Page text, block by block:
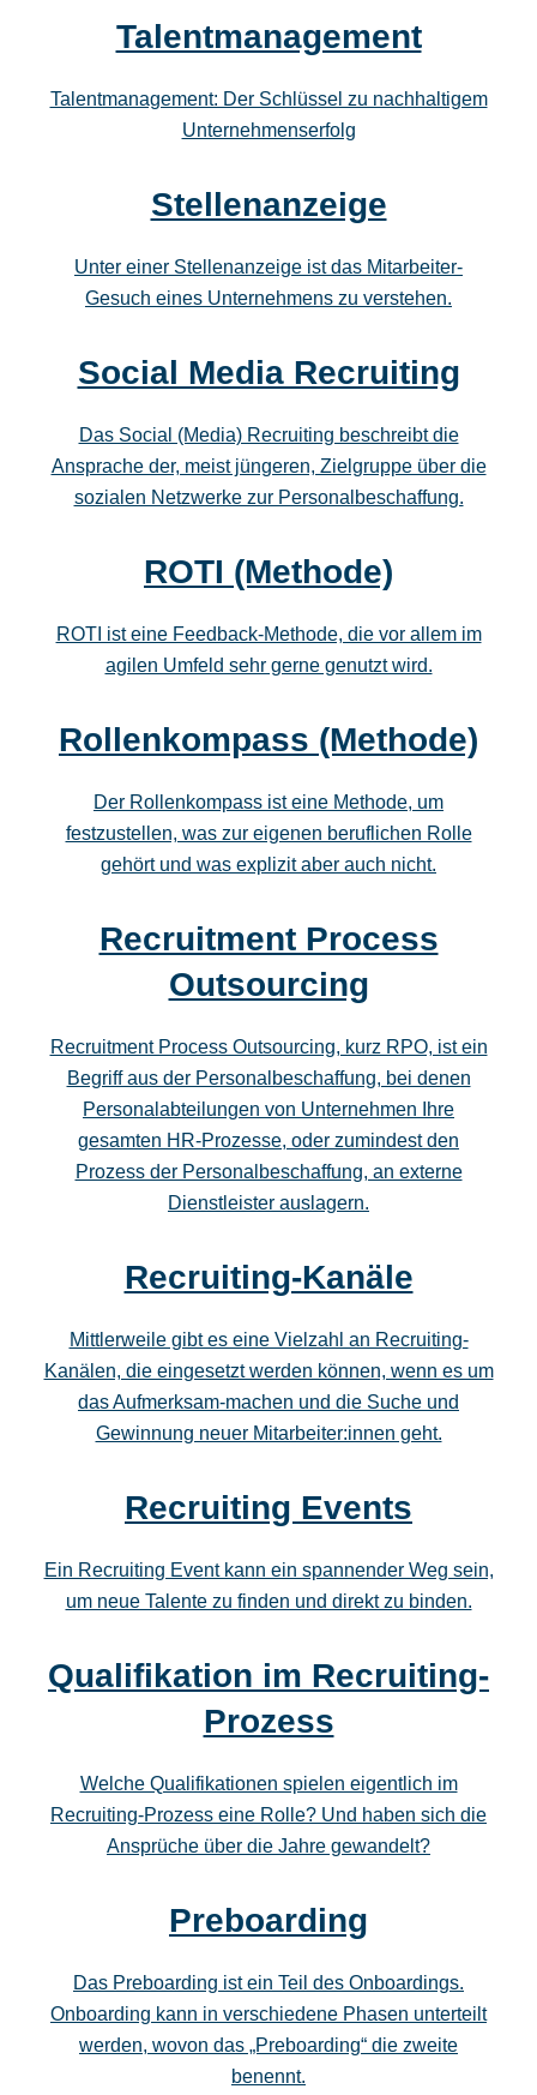
Talentmanagement
Talentmanagement: Der Schlüssel zu nachhaltigem
Unternehmenserfolg
Stellenanzeige
Unter einer Stellenanzeige ist das Mitarbeiter-
Gesuch eines Unternehmens zu verstehen.
Social Media Recruiting
Das Social (Media) Recruiting beschreibt die
Ansprache der, meist jüngeren, Zielgruppe über die
sozialen Netzwerke zur Personalbeschaffung.
ROTI (Methode)
ROTI ist eine Feedback-Methode, die vor allem im
agilen Umfeld sehr gerne genutzt wird.
Rollenkompass (Methode)
Der Rollenkompass ist eine Methode, um
festzustellen, was zur eigenen beruflichen Rolle
gehört und was explizit aber auch nicht.
Recruitment Process
Outsourcing
Recruitment Process Outsourcing, kurz RPO, ist ein
Begriff aus der Personalbeschaffung, bei denen
Personalabteilungen von Unternehmen Ihre
gesamten HR-Prozesse, oder zumindest den
Prozess der Personalbeschaffung, an externe
Dienstleister auslagern.
Recruiting-Kanäle
Mittlerweile gibt es eine Vielzahl an Recruiting-
Kanälen, die eingesetzt werden können, wenn es um
das Aufmerksam-machen und die Suche und
Gewinnung neuer Mitarbeiter:innen geht.
Recruiting Events
Ein Recruiting Event kann ein spannender Weg sein,
um neue Talente zu finden und direkt zu binden.
Qualifikation im Recruiting-
Prozess
Welche Qualifikationen spielen eigentlich im
Recruiting-Prozess eine Rolle? Und haben sich die
Ansprüche über die Jahre gewandelt?
Preboarding
Das Preboarding ist ein Teil des Onboardings.
Onboarding kann in verschiedene Phasen unterteilt
werden, wovon das „Preboarding“ die zweite
benennt.